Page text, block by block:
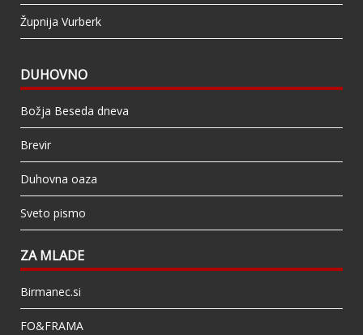
Župnija Vurberk
DUHOVNO
Božja Beseda dneva
Brevir
Duhovna oaza
Sveto pismo
ZA MLADE
Birmanec.si
FO&FRAMA